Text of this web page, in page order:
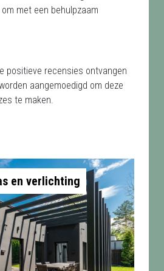
om met een behulpzaam
positieve recensies ontvangen
aangemoedigd om deze
te maken.
en verlichting